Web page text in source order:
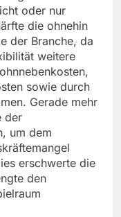
oder nur
die ohnehin
der Branche, da
weitere
sowie durch
Gerade mehr
der
um dem
erschwerte die
den